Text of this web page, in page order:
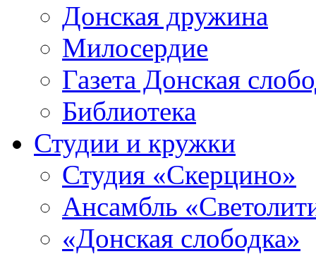
Донская дружина
Милосердие
Газета Донская
Библиотека
Студии и кружки
Студия «Скерцино»
Ансамбль
«Донская слободка»